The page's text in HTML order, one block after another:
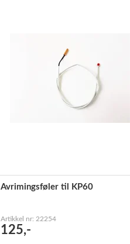
Avrimingsføler til KP60
Artikkel nr: 22254
125,-